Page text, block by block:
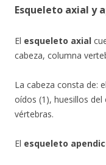
Esqueleto axial y
El esqueleto axial
cabeza, columna
La cabeza consta de:
oídos (1), huesillos del
vértebras.
El esqueleto